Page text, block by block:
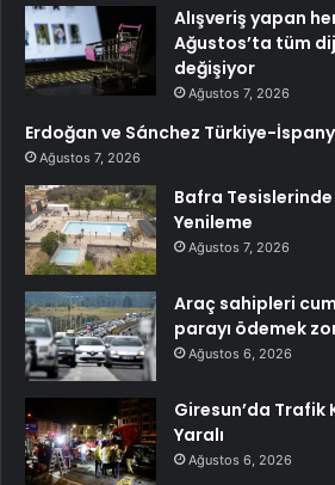
Alışveriş yapan
Ağustos’ta tüm
değişiyor
Ağustos 7, 2026
Erdoğan ve Sánchez Türkiye-
Ağustos 7, 2026
Bafra
Yenileme
Ağustos 7, 2026
Araç sahipleri
parayı ödemek
Ağustos 6, 2026
Giresun’da Trafik
Yaralı
Ağustos 6, 2026